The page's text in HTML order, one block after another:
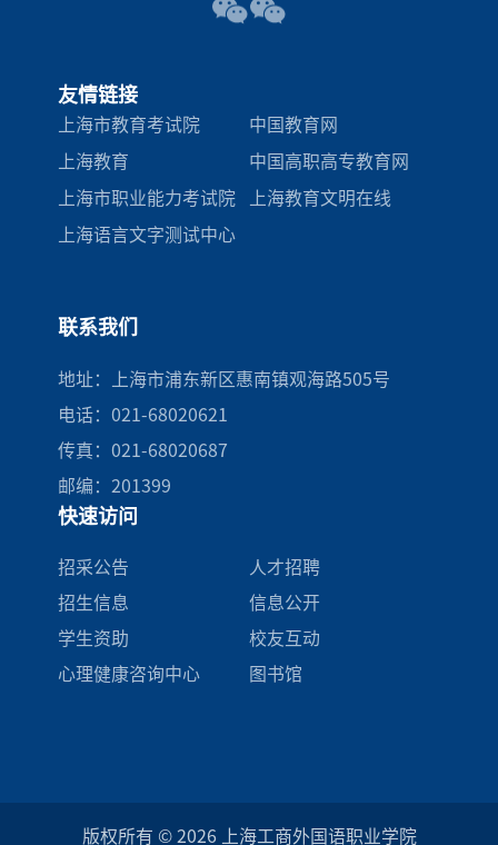
友情链接
上海市教育考试院 中国教育网
上海教育 中国高职高专教育网
上海市职业能力考试院 上海教育文明在线
上海语言文字测试中心
联系我们
地址：上海市浦东新区惠南镇观海路505号
电话：021-68020621
传真：021-68020687
邮编：201399
快速访问
招采公告
人才招聘
招生信息
信息公开
学生资助
校友互动
心理健康咨询中心
图书馆
版权所有 © 2026 上海工商外国语职业学院